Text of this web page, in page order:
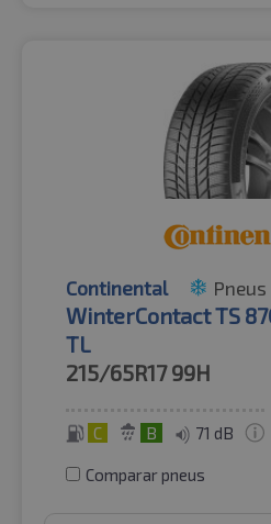
Continental
WinterContact TS
TL
215/65R17 99H
C B 71 dB
Comparar pneus